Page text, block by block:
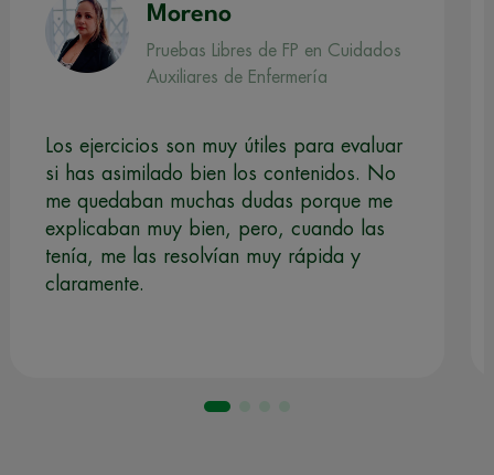
Moreno
Pruebas Libres de FP en Cuidados
Auxiliares de Enfermería
Los ejercicios son muy útiles para evaluar
si has asimilado bien los contenidos. No
me quedaban muchas dudas porque me
explicaban muy bien, pero, cuando las
tenía, me las resolvían muy rápida y
claramente.